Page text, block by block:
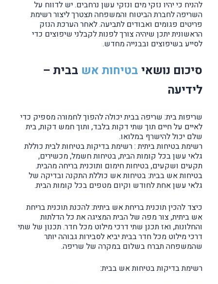
להניח כי יהיו נזקי מים ונזקי עשן נרחבים. יש לדווח על
השריפה לחברת הביטוח והמשפחה תצטרך ליצור רשימת
פריטים פגומים ואבודים לתביעה. לאחר הערכת הנזק
הראשונית יתכן שיהיה צורך לפנות לקבלני שיפוצים כדי
לסייע בשיפוצים ובבנייה מחדש.
סיכום נושאי בטיחות אש בבית –
לידיעה
שריפות בית: שריפה בבית יכולה להפוך לחמורה מספיק כדי
לאיים על חיים תוך שתי דקות בלבד, ותוך חמש דקות, בית
שלם יכול להישרף במלואו.
רשימת בטיחות ביתית : רשימת בדיקות בטיחות לבית כוללת
גלאי עשן בכל קומות הבית, בטיחות חשמל, מכשירים,
תקעים ושקעים, בטיחות חימום ותוכנית בריחה מהבית.
בטיחות אש בבית: בטיחות אש כוללת התקנה ובדיקה של
גלאי עשן אחת לחודש וקיום מטפים בכל קומות הבית.
כיצד להכין תוכנית בריחת אש ביתית: להכנת תוכנית בריחת
אש ביתית, צור מפה של הבית המציגה את כל הדלתות
והחלונות, ואז תכנן שתי דרכי מילוט מכל חדר. תכנון של שתי
דרכי מילוט מכל חדר בבית יביא לסבירות גבוהה יותר
שהמשפחה תברח בשלום במקרה של שריפה.
רשימת בדיקות בטיחות אש בבית: